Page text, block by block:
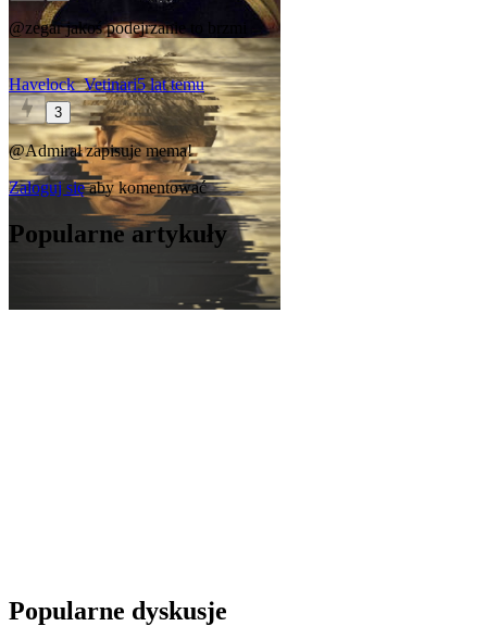
@zegarjakoś podejrzanie to brzmi
Havelock_Vetinari5 lat temu
3
@Admirałzapisuje mema!
Zaloguj sięaby komentować
Popularne artykuły
Popularne dyskusje